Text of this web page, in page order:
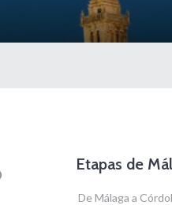
Etapas de
De Málaga a